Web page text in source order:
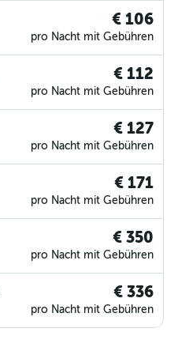
€ 106
pro Nacht mit Gebühren
€ 112
pro Nacht mit Gebühren
€ 127
pro Nacht mit Gebühren
€ 171
pro Nacht mit Gebühren
€ 350
pro Nacht mit Gebühren
€ 336
pro Nacht mit Gebühren